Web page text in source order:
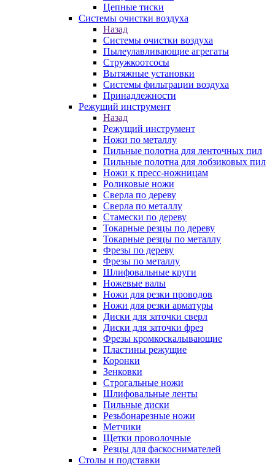
Цепные тиски
Системы очистки воздуха
Назад
Системы очистки воздуха
Пылеулавливающие агрегаты
Стружкоотсосы
Вытяжные установки
Системы фильтрации воздуха
Принадлежности
Режущий инструмент
Назад
Режущий инструмент
Ножи по металлу
Пильные полотна для ленточных пил
Пильные полотна для лобзиковых пил
Ножи к пресс-ножницам
Роликовые ножи
Сверла по дереву
Сверла по металлу
Стамески по дереву
Токарные резцы по дереву
Токарные резцы по металлу
Фрезы по дереву
Фрезы по металлу
Шлифовальные круги
Ножевые валы
Ножи для резки проводов
Ножи для резки арматуры
Диски для заточки сверл
Диски для заточки фрез
Фрезы кромкоскалывающие
Пластины режущие
Коронки
Зенковки
Строгальные ножи
Шлифовальные ленты
Пильные диски
Резьбонарезные ножи
Метчики
Щетки проволочные
Резцы для фаскоснимателей
Столы и подставки